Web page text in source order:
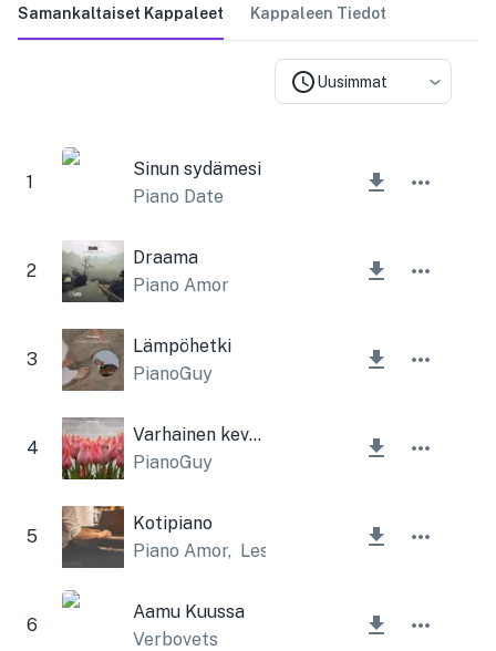
Samankaltaiset Kappaleet Kappaleen Tiedot
Uusimmat
1
Sinun sydämesi
Piano Date
2
Draama
Piano Amor
3
Lämpöhetki
PianoGuy
4
Varhainen kevät
PianoGuy
5
Kotipiano
Piano Amor, Lesfm
6
Aamu Kuussa
Verbovets